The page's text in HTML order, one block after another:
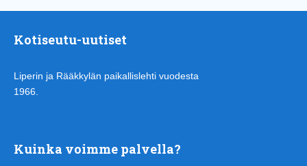
Kotiseutu-uutiset
Liperin ja Rääkkylän paikallislehti vuodesta
1966.
Kuinka voimme palvella?